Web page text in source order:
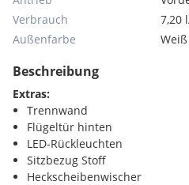
Verbrauch
7,20
Außenfarbe
Weiß
Beschreibung
Extras:
Trennwand
Flügeltür hinten
LED-Rückleuchten
Sitzbezug Stoff
Heckscheibenwischer